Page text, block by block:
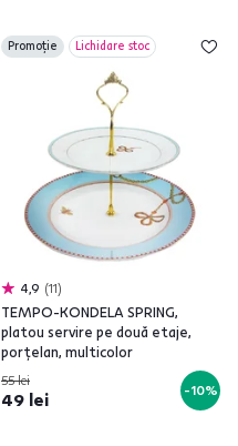
Promoție Lichidare stoc
4,9 11
TEMPO-KONDELA SPRING,
platou servire pe două etaje,
porţelan, multicolor
55 lei
49 lei -10%